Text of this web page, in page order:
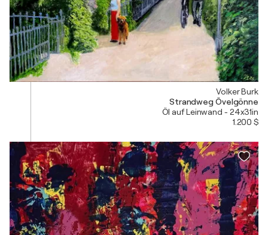
Volker Burk
Strandweg Övelgönne
Öl auf Leinwand - 24x31in
1.200 $